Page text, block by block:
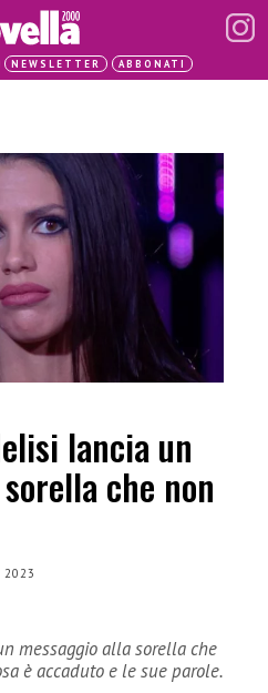
NEWSLETTER ABBONATI
lancia un
che non
2023
messaggio alla sorella che
è accaduto e le sue parole.